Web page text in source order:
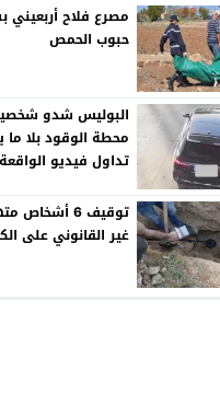
مصرع فلاح
حبوب الحمص
البوليس شدو
محطة الوقود بلا ما
تداول فيديو الواقعة
توقيف 6
غير القانوني على